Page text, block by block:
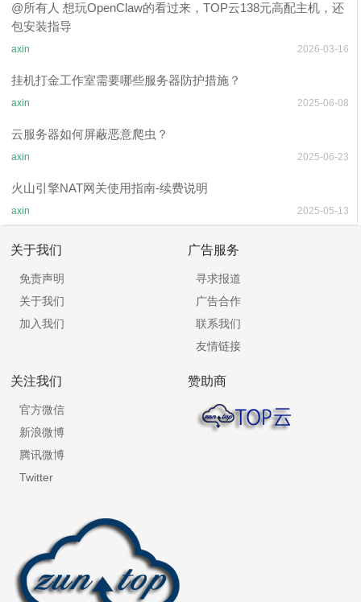
@所有人 想玩OpenClaw的看过来，TOP云138元高配主机，还
包安装指导
axin 2026-03-16
挂机打金工作室需要哪些服务器防护措施？
axin 2025-06-08
云服务器如何屏蔽恶意爬虫？
axin 2025-06-23
火山引擎NAT网关使用指南-续费说明
axin 2025-05-13
关于我们
免责声明
关于我们
加入我们
广告服务
寻求报道
广告合作
联系我们
友情链接
关注我们
官方微信
新浪微博
腾讯微博
Twitter
赞助商